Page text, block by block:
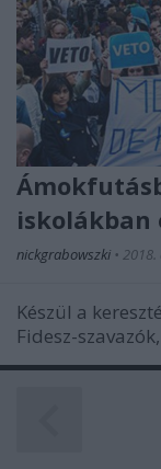
iskolákban
nickgrabowszki • 2018.
Készül a
Fidesz-